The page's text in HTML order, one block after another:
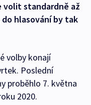
volit standardně až
do hlasování by tak
volby konají
Poslední
proběhlo 7. května
2020.